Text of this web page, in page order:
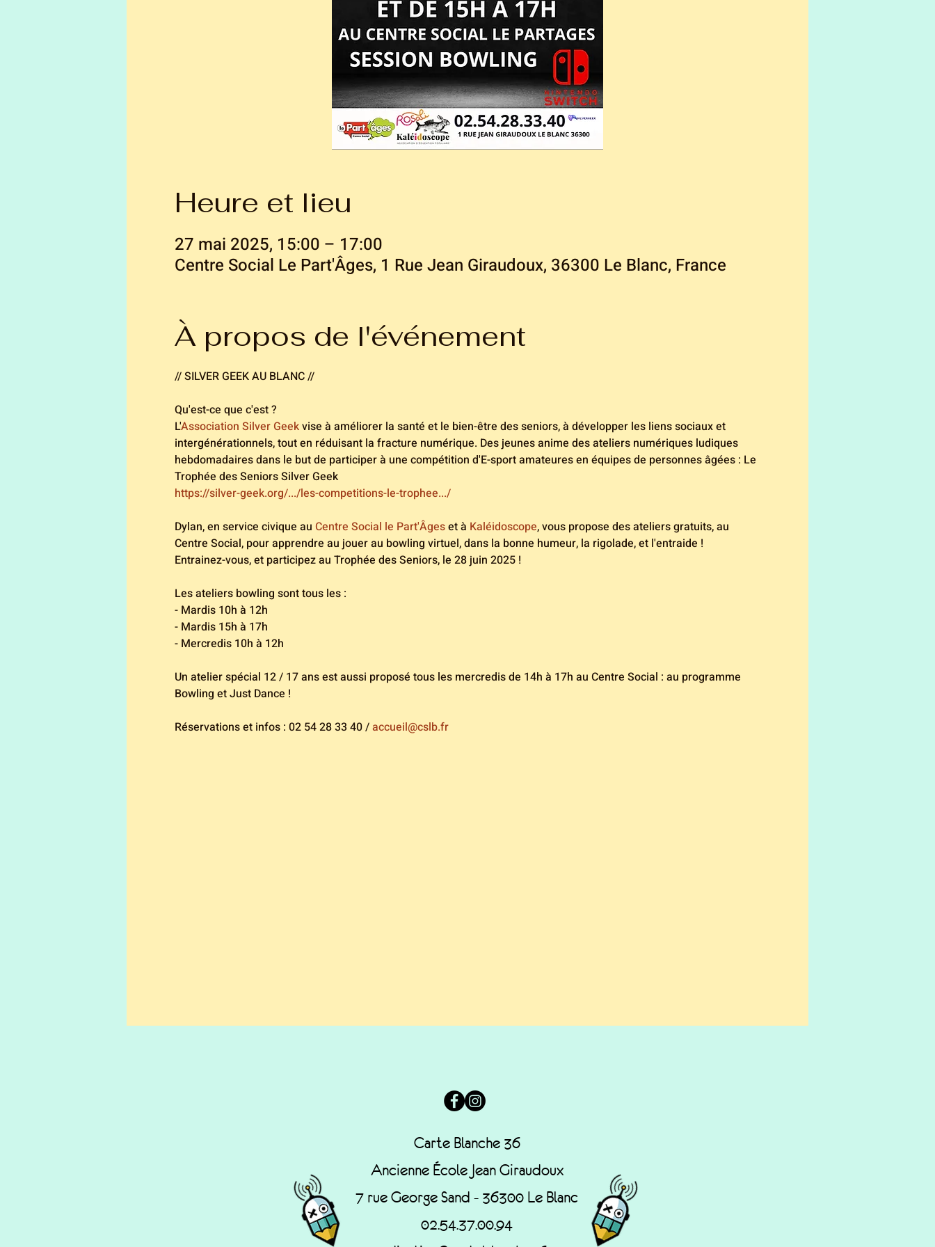
Heure et lieu
27 mai 2025, 15:00 – 17:00
Centre Social Le Part'Âges, 1 Rue Jean Giraudoux, 36300 Le Blanc, France
À propos de l'événement
// SILVER GEEK AU BLANC //
Qu'est-ce que c'est ?
L'Association Silver Geek vise à améliorer la santé et le bien-être des seniors, à développer les liens sociaux et
intergénérationnels, tout en réduisant la fracture numérique. Des jeunes anime des ateliers numériques ludiques
hebdomadaires dans le but de participer à une compétition d'E-sport amateures en équipes de personnes âgées : Le
Trophée des Seniors Silver Geek
https://silver-geek.org/.../les-competitions-le-trophee.../
Dylan, en service civique au Centre Social le Part'Âges et à Kaléidoscope, vous propose des ateliers gratuits, au
Centre Social, pour apprendre au jouer au bowling virtuel, dans la bonne humeur, la rigolade, et l'entraide !
Entrainez-vous, et participez au Trophée des Seniors, le 28 juin 2025 !
Les ateliers bowling sont tous les :
- Mardis 10h à 12h
- Mardis 15h à 17h
- Mercredis 10h à 12h
Un atelier spécial 12 / 17 ans est aussi proposé tous les mercredis de 14h à 17h au Centre Social : au programme
Bowling et Just Dance !
Réservations et infos : 02 54 28 33 40 / accueil@cslb.fr
Carte Blanche 36
Ancienne École Jean Giraudoux
7 rue George Sand - 36300 Le Blanc
02.54.37.00.94